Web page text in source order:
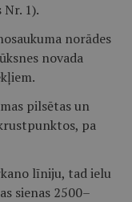
1).
norādes
novada
pilsētas un
pa
līniju, tad ielu
sienas 2500–